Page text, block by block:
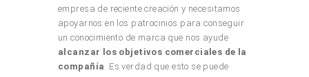
empresa de reciente creación y necesitamos
apoyarnos en los patrocinios para conseguir
un conocimiento de marca que nos ayude
alcanzar los objetivos comerciales de la
compañía. Es verdad que esto se puede